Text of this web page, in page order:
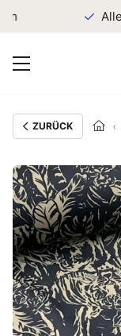
Alles
ZURÜCK